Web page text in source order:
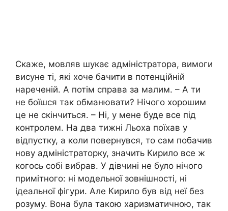
Скаже, мовляв шукає адміністратора, вимоги
висуне ті, які хоче бачити в потенційній
нареченій. А потім справа за малим. – А ти
не боїшся так обманювати? Нічого хорошим
це не скінчиться. – Ні, у мене буде все під
контролем. На два тижні Льоха поїхав у
відпустку, а коли повернувся, то сам побачив
нову адміністраторку, значить Кирило все ж
когось собі вибрав. У дівчині не було нічого
примітного: ні модельної зовнішності, ні
ідеальної фігури. Але Кирило був від неї без
розуму. Вона була такою харизматичною, так